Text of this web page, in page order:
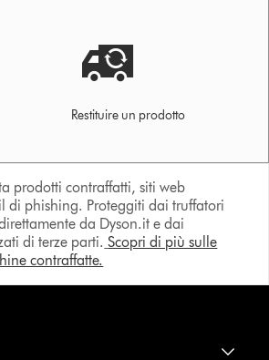
Restituire un prodotto
prodotti contraffatti, siti web
di phishing. Proteggiti dai truffatori
da Dyson.it e dai
di terze parti. Scopri di più sulle
contraffatte.